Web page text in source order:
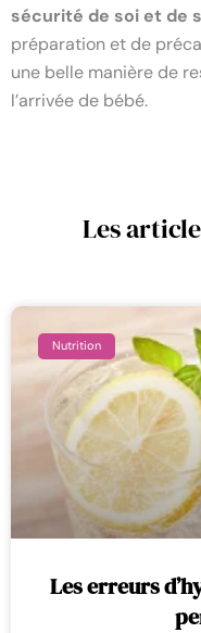
sécurité de soi et de
préparation et de
une belle manière de
l’arrivée de bébé.
Les
Nutrition
Les erreurs